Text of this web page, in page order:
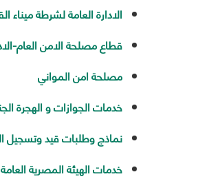
الادارة العامة لشرطة ميناء
قطاع مصلحة الامن العام-
مصلحة امن المواني
خدمات الجوازات و الهجرة
نماذج وطلبات قيد وتسجيل
خدمات الهيئة المصرية